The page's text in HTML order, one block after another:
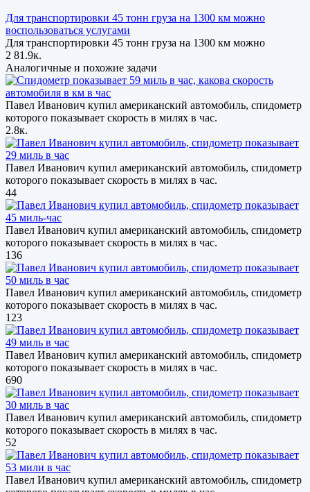
Для транспортировки 45 тонн груза на 1300 км можно
воспользоваться услугами
Для транспортировки 45 тонн груза на 1300 км можно
2 81.9к.
Аналогичные и похожие задачи
Павел Иванович купил американский автомобиль, спидометр
которого показывает скорость в милях в час.
2.8к.
Павел Иванович купил американский автомобиль, спидометр
которого показывает скорость в милях в час.
44
Павел Иванович купил американский автомобиль, спидометр
которого показывает скорость в милях в час.
136
Павел Иванович купил американский автомобиль, спидометр
которого показывает скорость в милях в час.
123
Павел Иванович купил американский автомобиль, спидометр
которого показывает скорость в милях в час.
690
Павел Иванович купил американский автомобиль, спидометр
которого показывает скорость в милях в час.
52
Павел Иванович купил американский автомобиль, спидометр